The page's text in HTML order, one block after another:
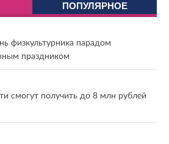
ПОПУЛЯРНОЕ
физкультурника парадом
праздником
смогут получить до 8 млн рублей